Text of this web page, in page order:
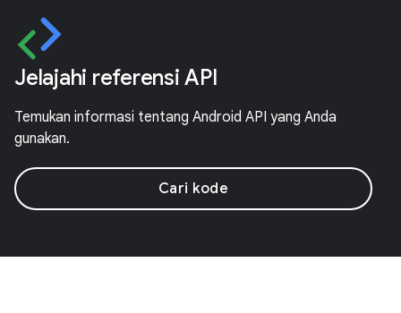
Jelajahi referensi API
Temukan informasi tentang Android API yang Anda
gunakan.
Cari kode